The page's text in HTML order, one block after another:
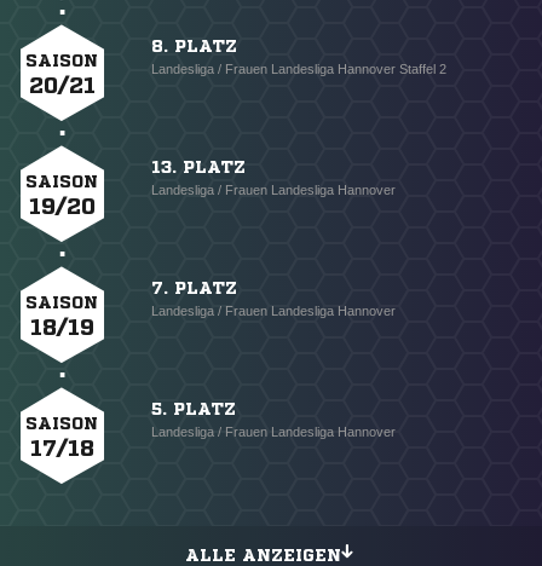
SAISON
20/21
8. PLATZ
Landesliga / Frauen Landesliga Hannover Staffel 2
SAISON
19/20
13. PLATZ
Landesliga / Frauen Landesliga Hannover
SAISON
18/19
7. PLATZ
Landesliga / Frauen Landesliga Hannover
SAISON
17/18
5. PLATZ
Landesliga / Frauen Landesliga Hannover
ALLE ANZEIGEN